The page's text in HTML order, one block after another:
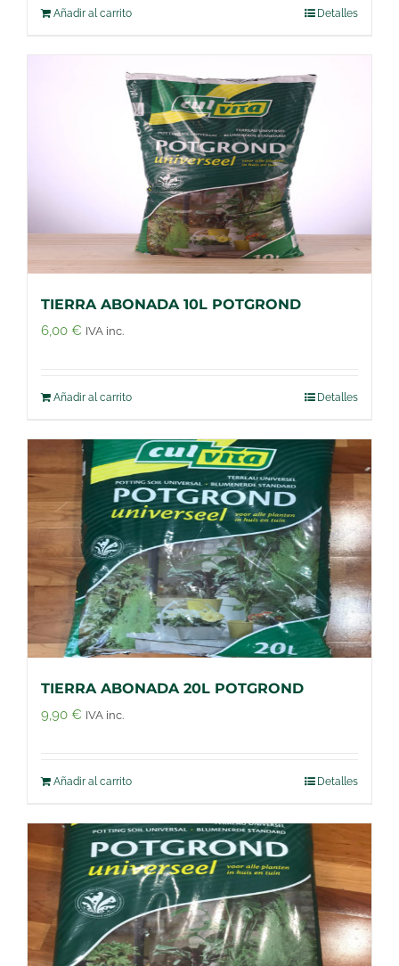
Añadir al carrito Detalles
TIERRA ABONADA 10L POTGROND
6,00 € IVA inc.
Añadir al carrito Detalles
TIERRA ABONADA 20L POTGROND
9,90 € IVA inc.
Añadir al carrito Detalles